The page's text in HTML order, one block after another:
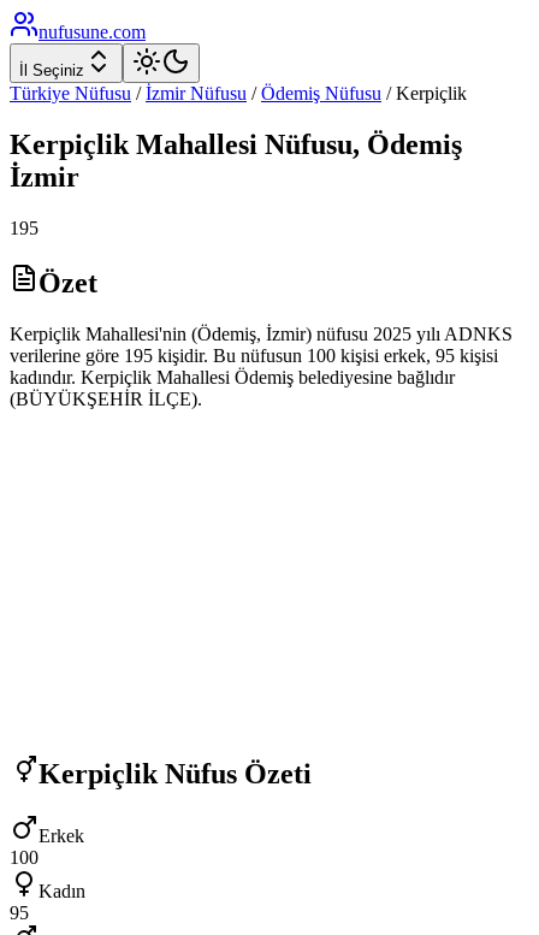
nufusune.com
İl Seçiniz
Türkiye Nüfusu / İzmirNüfusu / Ödemiş Nüfusu /Kerpiçlik
Kerpiçlik Mahallesi Nüfusu, Ödemiş
İzmir
195
Özet
Kerpiçlik Mahallesi'nin (Ödemiş, İzmir) nüfusu 2025 yılı ADNKS
verilerine göre 195 kişidir. Bu nüfusun 100 kişisi erkek, 95 kişisi
kadındır. Kerpiçlik Mahallesi Ödemiş belediyesine bağlıdır
(BÜYÜKŞEHİR İLÇE).
Kerpiçlik Nüfus Özeti
Erkek
100
Kadın
95